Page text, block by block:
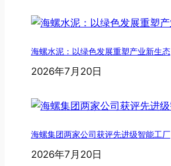
海螺水泥：以绿色发展重塑产业新生态
2026年7月20日
海螺集团两家公司获评先进级智能工厂
2026年7月20日